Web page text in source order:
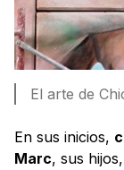
El arte de
En sus inicios,
Marc, sus